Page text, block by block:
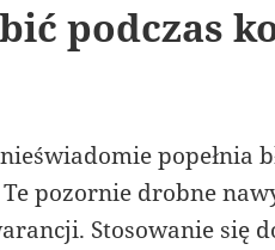
podczas
popełnia
pozornie drobne
Stosowanie się